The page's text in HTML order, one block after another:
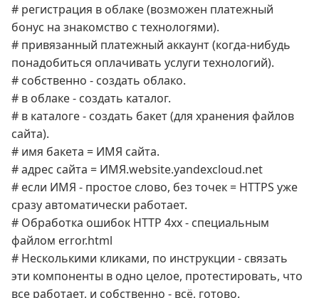
# регистрация в облаке (возможен платежный
бонус на знакомство с технологями).
# привязанный платежный аккаунт (когда-нибудь
понадобиться оплачивать услуги технологий).
# собственно - создать облако.
# в облаке - создать каталог.
# в каталоге - создать бакет (для хранения файлов
сайта).
# имя бакета = ИМЯ сайта.
# адрес сайта = ИМЯ.website.yandexcloud.net
# если ИМЯ - простое слово, без точек = HTTPS уже
сразу автоматически работает.
# Обработка ошибок HTTP 4xx - специальным
файлом error.html
# Несколькими кликами, по инструкции - связать
эти компоненты в одно целое, протестировать, что
все работает, и собственно - всё, готово.